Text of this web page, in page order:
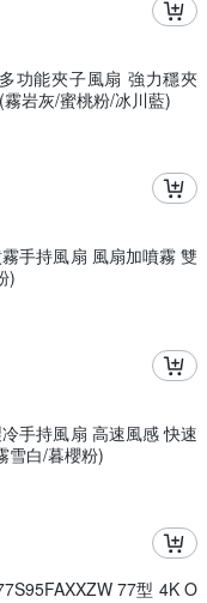
功能夾子風扇 強力穩夾
岩灰/蜜桃粉/冰川藍)
霧手持風扇 風扇加噴霧 雙
)
冷手持風扇 高速風感 快速
雪白/暮櫻粉)
77型 4K O